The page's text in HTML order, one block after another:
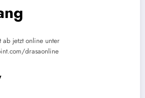
ab jetzt online unter
drasaonline